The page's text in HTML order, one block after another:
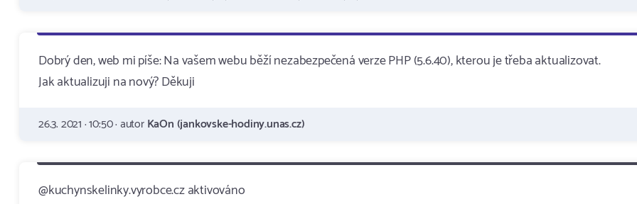
Dobrý den, web mi píše: Na vašem webu běží nezabezpečená verze PHP (5.6.40), kterou je třeba aktualizovat.
Jak aktualizuji na nový? Děkuji
26.3. 2021 · 10:50 · autorKaOn (jankovske-hodiny.unas.cz)
@kuchynskelinky.vyrobce.cz aktivováno